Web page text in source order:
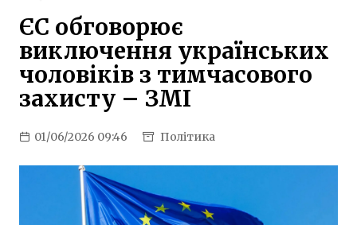
ЄС обговорює
виключення українських
чоловіків з тимчасового
захисту – ЗМІ
01/06/2026 09:46 Політика